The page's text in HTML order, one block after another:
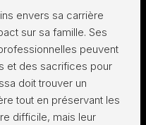
envers sa carrière
sur sa famille. Ses
peuvent
et des sacrifices pour
doit trouver un
tout en préservant les
difficile, mais leur